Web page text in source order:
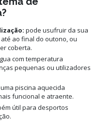
pode usufruir da sua
ao final do outono, ou
coberta.
com temperatura
pequenas ou utilizadores
uma piscina aquecida
funcional e atraente.
útil para desportos